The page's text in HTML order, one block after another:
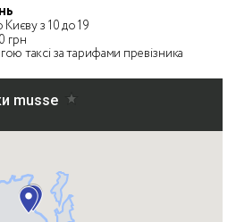
Києву з 10 до 19
грн
таксіза тарифами превізника